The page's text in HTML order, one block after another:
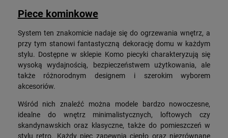
Piece kominkowe
System ten znakomicie nadaje się do ogrzewania wnętrz, a
przy tym stanowi fantastyczną dekorację domu w każdym
stylu. Dostępne w sklepie Komo piecyki charakteryzują się
wysoką wydajnością, bezpieczeństwem użytkowania, ale
także różnorodnym designem i szerokim wyborem
akcesoriów.
Wśród nich znaleźć można modele bardzo nowoczesne,
idealne do wnętrz minimalistycznych, loftowych czy
skandynawskich oraz klasyczne, także do pomieszczeń w
stylu retro. Każdy piec zapewnia ciepło oraz niezrównane